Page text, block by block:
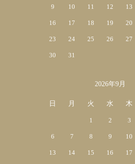
9 10 11 12 13
16 17 18 19 20
23 24 25 26 27
30 31
2026年9月
日 月 火 水 木
1 2 3
6 7 8 9 10
13 14 15 16 17